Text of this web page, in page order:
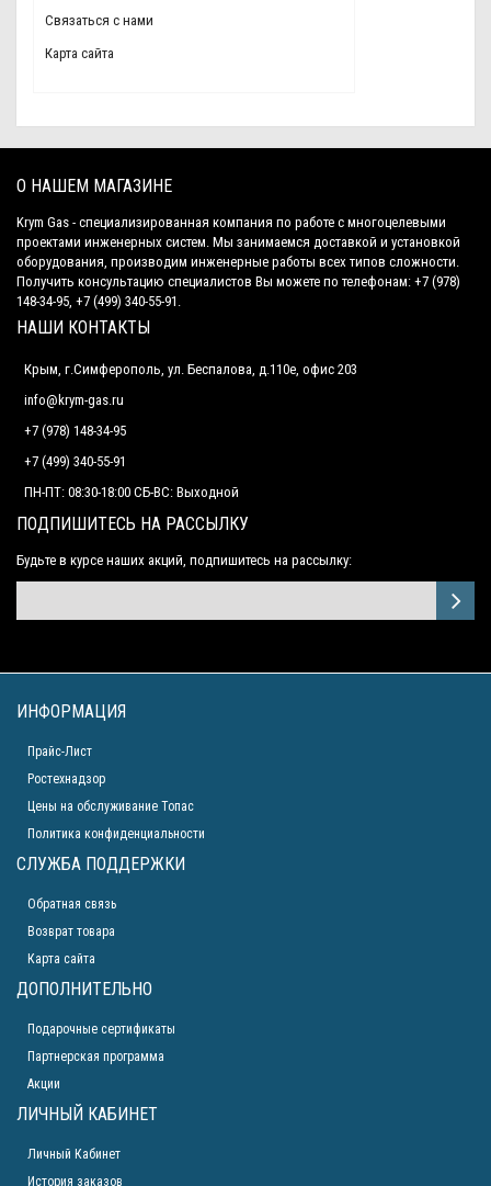
Связаться с нами
Карта сайта
О НАШЕМ МАГАЗИНЕ
Krym Gas - специализированная компания по работе с многоцелевыми
проектами инженерных систем. Мы занимаемся доставкой и установкой
оборудования, производим инженерные работы всех типов сложности.
Получить консультацию специалистов Вы можете по телефонам: +7 (978)
148-34-95, +7 (499) 340-55-91.
НАШИ КОНТАКТЫ
Крым, г.Симферополь, ул. Беспалова, д.110е, офис 203
info@krym-gas.ru
+7 (978) 148-34-95
+7 (499) 340-55-91 ​
ПН-ПТ: 08:30-18:00 СБ-ВС: Выходной
ПОДПИШИТЕСЬ НА РАССЫЛКУ
Будьте в курсе наших акций, подпишитесь на рассылку:
ИНФОРМАЦИЯ
Прайс-Лист
Ростехнадзор
Цены на обслуживание Топас
Политика конфиденциальности
СЛУЖБА ПОДДЕРЖКИ
Обратная связь
Возврат товара
Карта сайта
ДОПОЛНИТЕЛЬНО
Подарочные сертификаты
Партнерская программа
Акции
ЛИЧНЫЙ КАБИНЕТ
Личный Кабинет
История заказов